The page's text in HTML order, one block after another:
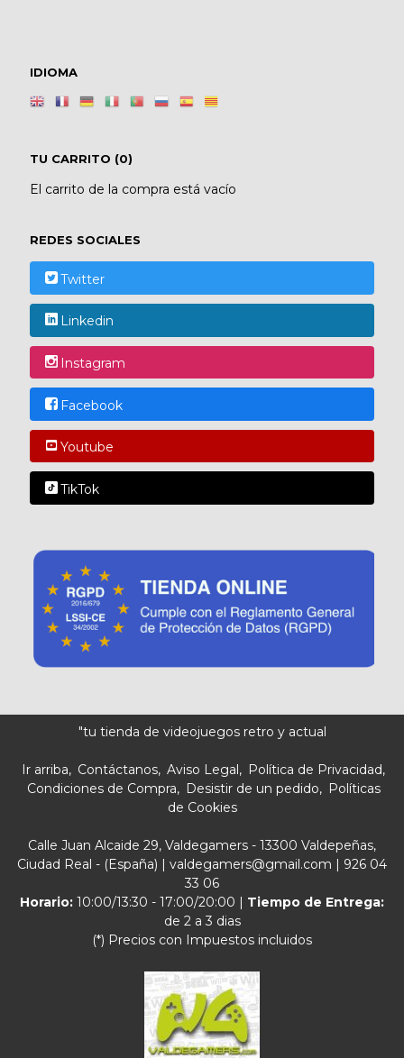
IDIOMA
TU CARRITO (0)
El carrito de la compra está vacío
REDES SOCIALES
Twitter
Linkedin
Instagram
Facebook
Youtube
TikTok
"tu tienda de videojuegos retro y actual
Ir arriba Contáctanos Aviso Legal
Política de Privacidad
Condiciones de Compra
Desistir de un pedido
Políticas
de Cookies
Calle Juan Alcaide 29, Valdegamers - 13300 Valdepeñas,
Ciudad Real - (España) | valdegamers@gmail.com | 926 04
33 06
Horario: 10:00/13:30 - 17:00/20:00 | Tiempo de Entrega:
de 2 a 3 dias
(*) Precios con Impuestos incluidos